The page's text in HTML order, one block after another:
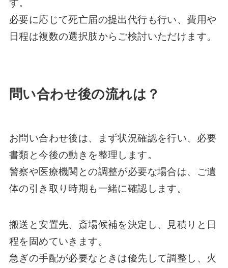
す。
必要に応じて死亡届の提出代行も行い、費用や
日程は複数の選択肢からご検討いただけます。
問い合わせ後の流れは？
お問い合わせ後は、まず状況確認を行い、必要
書類と今後の動きを整理します。
警察や医療機関との調整が必要な場合は、ご遺
体の引き取り時期も一緒に確認します。
搬送と安置先、斎場候補を決定し、見積りと日
程を固めていきます。
急ぎの手配が必要なときは優先して調整し、火